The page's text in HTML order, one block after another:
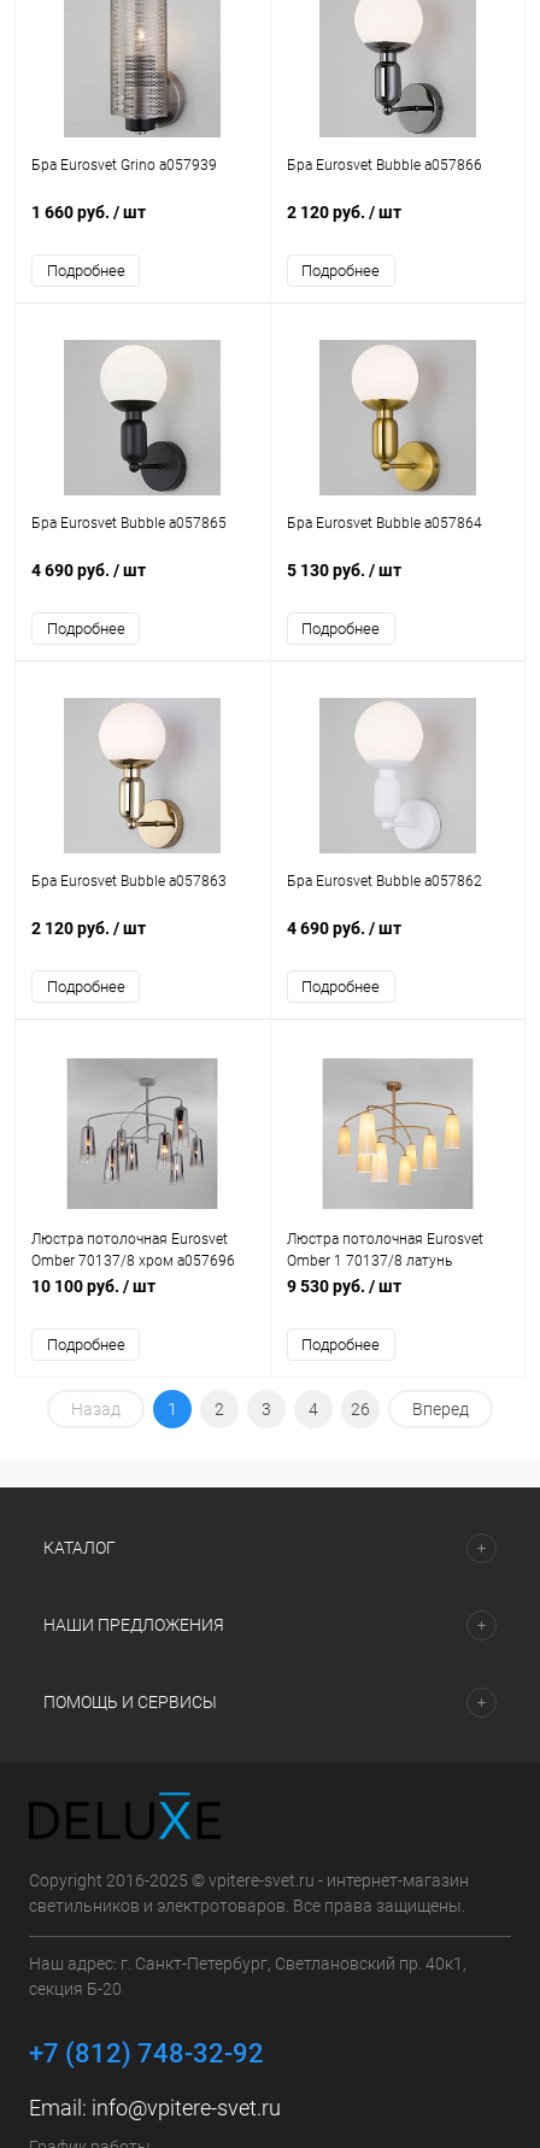
Бра Eurosvet Grino a057939
1 660 руб. / шт
Подробнее
Бра Eurosvet Bubble a057866
2 120 руб. / шт
Подробнее
Бра Eurosvet Bubble a057865
4 690 руб. / шт
Подробнее
Бра Eurosvet Bubble a057864
5 130 руб. / шт
Подробнее
Бра Eurosvet Bubble a057863
2 120 руб. / шт
Подробнее
Бра Eurosvet Bubble a057862
4 690 руб. / шт
Подробнее
Люстра потолочная Eurosvet
Omber 70137/8 хром a057696
10 100 руб. / шт
Подробнее
Люстра потолочная Eurosvet
Omber 1 70137/8 латунь
a057695
9 530 руб. / шт
Подробнее
Назад 1 2 3 4 26 Вперед
КАТАЛОГ
НАШИ ПРЕДЛОЖЕНИЯ
ПОМОЩЬ И СЕРВИСЫ
Copyright 2016-2025 © vpitere-svet.ru - интернет-магазин
светильников и электротоваров. Все права защищены.
Наш адрес: г. Санкт-Петербург, Светлановский пр. 40к1,
секция Б-20
+7 (812) 748-32-92
Email: info@vpitere-svet.ru